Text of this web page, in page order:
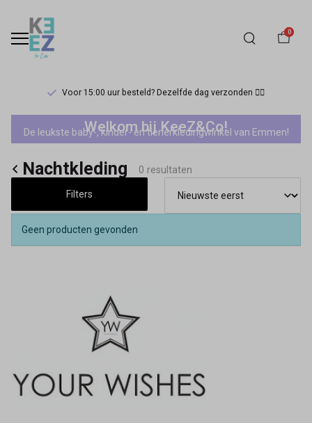
0
Voor 15:00 uur besteld? Dezelfde dag verzonden 🏃‍♀️
Nachtkleding
Keez&Co
Welkom bij KeeZ&Co!
De leukste baby-, kinder- en tienerkledingwinkel van Emmen!
Nachtkleding 0 resultaten
Filters
Geen producten gevonden